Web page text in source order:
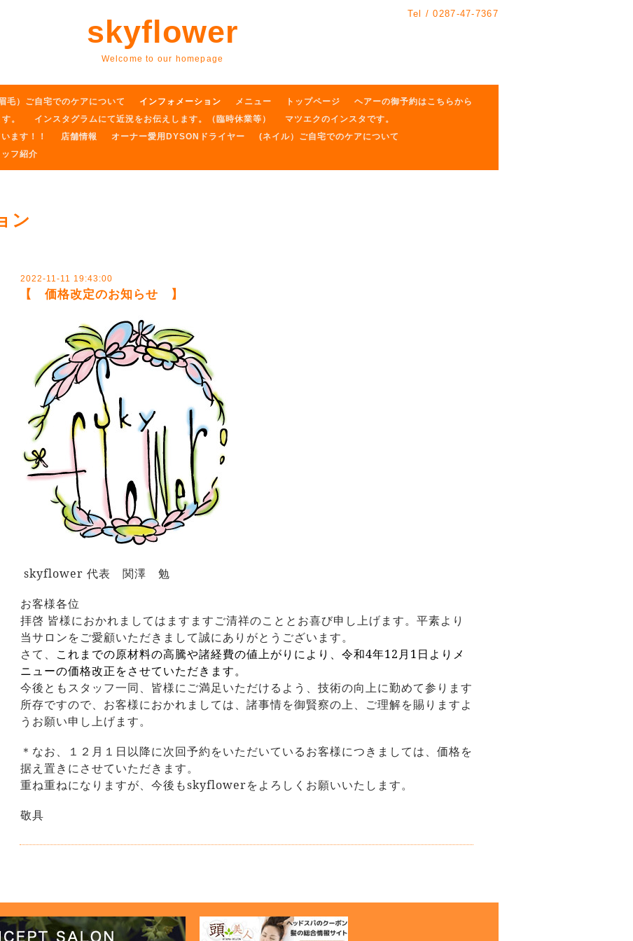
Tel /0287-47-7367
skyflower
Welcome to our homepage
毛）ご自宅でのケアについて インフォメーション メニュー トップページ
ヘアーの御予約はこちらから
。
インスタグラムにて近況をお伝えします。（臨時休業等）
マツエクのインスタです。
ます！！ 店舗情報 オーナー愛用DYSONドライヤー
(ネイル）ご自宅でのケアについて
フ紹介
ン
2022-11-11 19:43:00
【 価格改定のお知らせ 】
skyflower 代表 関澤 勉
お客様各位
拝啓 皆様におかれましてはますますご清祥のこととお喜び申し上げます。平素より
当サロンをご愛顧いただきまして誠にありがとうございます。
さて、 これまでの原材料の高騰や諸経費の値上がりにより、令和4年12月 1日よりメ
ニューの価格改正をさせていただきます。
今後ともスタッフ一同、皆様にご満足いただけるよう、技術の向上に勤めて参ります
所存ですので、お客様におかれましては、諸事情を御賢察の上、ご理解を賜りますよ
うお願い申し上げます。
＊なお、１２月１日以降に次回予約をいただいているお客様につきましては、価格を
据え置きにさせていただきます。
重ね重ねになりますが、今後もskyflowerをよろしくお願いいたします。
敬具